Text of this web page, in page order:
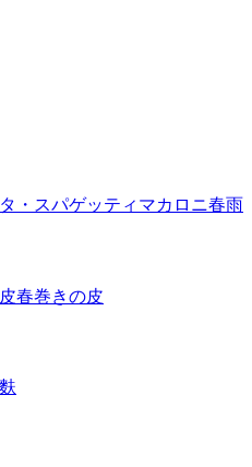
・スパゲッティ マカロニ春雨
春巻きの皮
麩